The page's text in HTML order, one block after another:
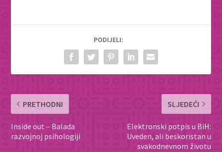
PODIJELI:
PRETHODNI
Inside out – Balada
razvojnoj psihologiji
SLJEDEĆI
Elektronski potpis u BiH:
Uveden, ali beskoristan u
svakodnevnom životu